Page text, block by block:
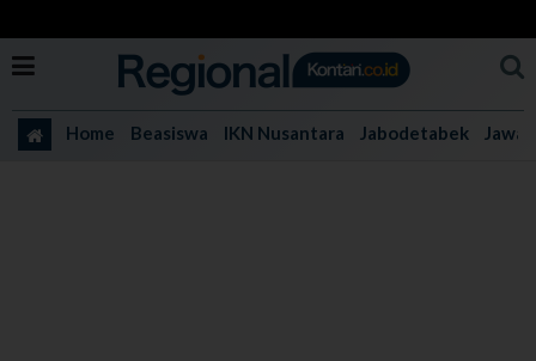
Home Beasiswa IKN Nusantara Jabodetabek Jawa